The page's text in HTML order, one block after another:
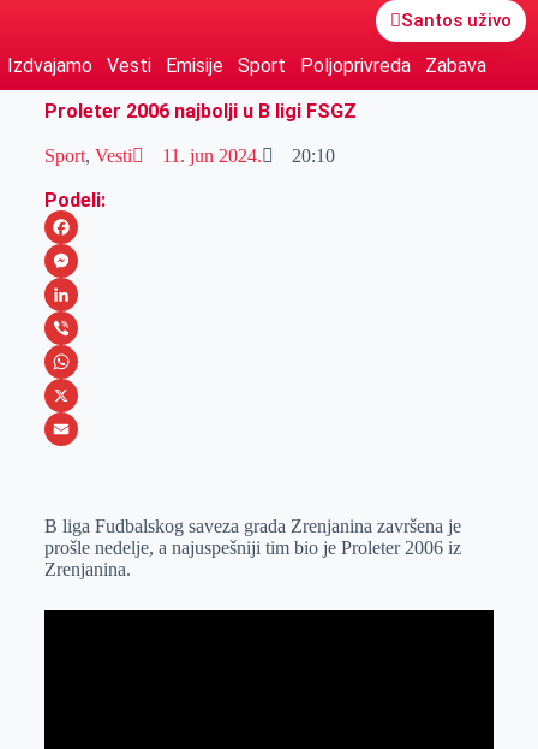
Santos uživo
Izdvajamo Vesti Emisije Sport Poljoprivreda
Zabava
Proleter 2006 najbolji u B ligi FSGZ
Sport, Vesti 11. jun 2024. 20:10
Podeli:
F
a
c
e
b
o
M
e
s
s
e
e
r
L
i
n
k
I
n
V
i
b
W
h
s
A
X
a
i
B liga Fudbalskog saveza grada Zrenjanina završena je
prošle nedelje, a najuspešniji tim bio je Proleter 2006 iz
Zrenjanina.